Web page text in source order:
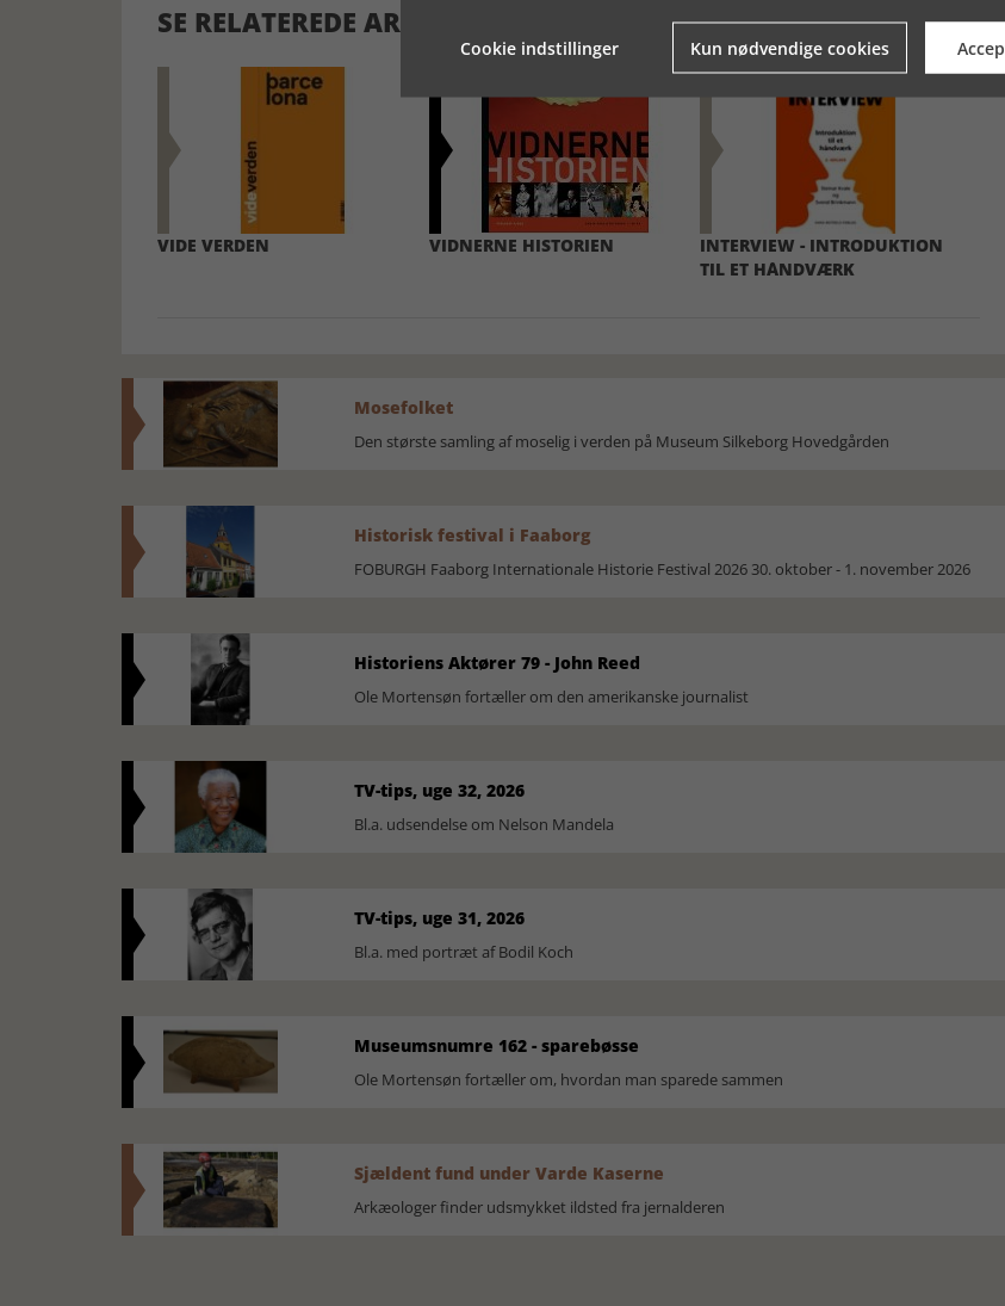
SE RELATEREDE ARTIKLER
VIDE VERDEN VIDNERNE HISTORIEN
INTERVIEW - INTRODUKTION
TIL ET HÅNDVÆRK
Mosefolket
Den største samling af moselig i verden på Museum Silkeborg Hovedgården
Historisk festival i Faaborg
FOBURGH Faaborg Internationale Historie Festival 2026 30. oktober - 1. november 2026
Historiens Aktører 79 - John Reed
Ole Mortensøn fortæller om den amerikanske journalist
TV-tips, uge 32, 2026
Bl.a. udsendelse om Nelson Mandela
TV-tips, uge 31, 2026
Bl.a. med portræt af Bodil Koch
Museumsnumre 162 - sparebøsse
Ole Mortensøn fortæller om, hvordan man sparede sammen
Sjældent fund under Varde Kaserne
Arkæologer finder udsmykket ildsted fra jernalderen
Cookie indstillinger Kun nødvendige cookies